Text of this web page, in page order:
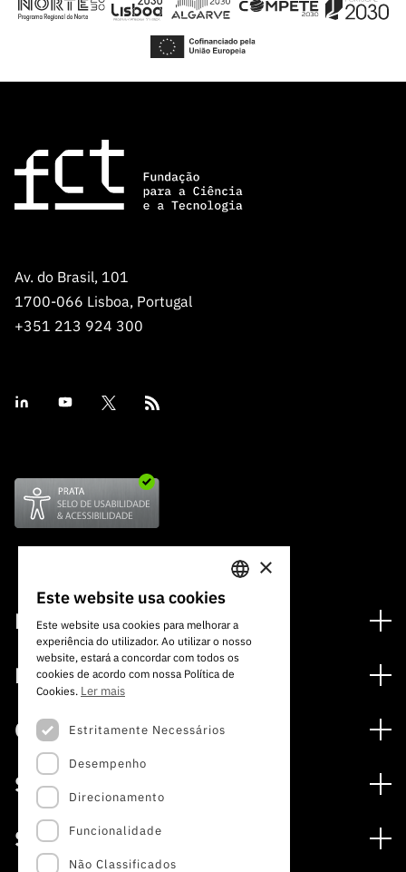
Av. do Brasil, 101
1700-066 Lisboa, Portugal
+351 213 924 300
Financiamento
Programas de Financiamento
Internacional
Prémios
Media
Notas de Imprensa
Subscrever Newsletter
Subscrever Direct Mail de Concursos
Agenda
Publicações
Concursos
Concursos Abertos
Concursos Previstos
Concursos Fechados
Calendarização FCT 2026
Serviços
Serviços digitais: Tecnologia para o Conhecimento
Arquivo, Documentação e Informação
Sobre
PORTUGUESE
ENGLISH
×
Este website usa cookies
Este website usa cookies para melhorar a
experiência do utilizador. Ao utilizar o nosso
website, estará a concordar com todos os
cookies de acordo com nossa Política de
Cookies. Ler mais
Estritamente Necessários
Desempenho
Direcionamento
Funcionalidade
Não Classificados